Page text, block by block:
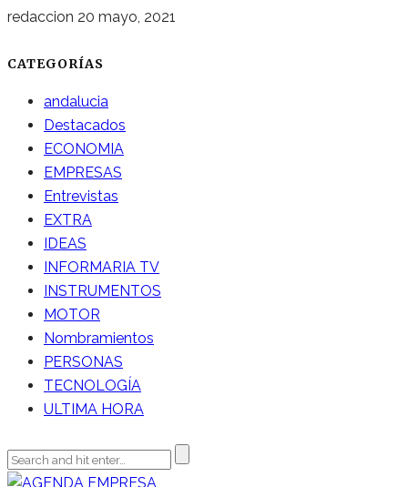
redaccion 20 mayo, 2021
CATEGORÍAS
andalucia
Destacados
ECONOMIA
EMPRESAS
Entrevistas
EXTRA
IDEAS
INFORMARIA TV
INSTRUMENTOS
MOTOR
Nombramientos
PERSONAS
TECNOLOGÍA
ULTIMA HORA